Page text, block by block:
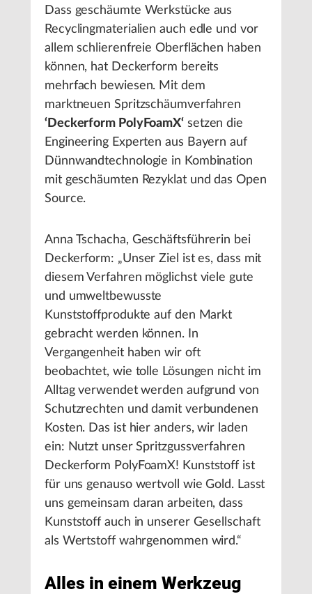
Dass geschäumte Werkstücke aus
Recyclingmaterialien auch edle und vor
allem schlierenfreie Oberflächen haben
können, hat Deckerform bereits
mehrfach bewiesen. Mit dem
marktneuen Spritzschäumverfahren
‘Deckerform PolyFoamX‘ setzen die
Engineering Experten aus Bayern auf
Dünnwandtechnologie in Kombination
mit geschäumten Rezyklat und das Open
Source.
Anna Tschacha, Geschäftsführerin bei
Deckerform: „Unser Ziel ist es, dass mit
diesem Verfahren möglichst viele gute
und umweltbewusste
Kunststoffprodukte auf den Markt
gebracht werden können. In
Vergangenheit haben wir oft
beobachtet, wie tolle Lösungen nicht im
Alltag verwendet werden aufgrund von
Schutzrechten und damit verbundenen
Kosten. Das ist hier anders, wir laden
ein: Nutzt unser Spritzgussverfahren
Deckerform PolyFoamX! Kunststoff ist
für uns genauso wertvoll wie Gold. Lasst
uns gemeinsam daran arbeiten, dass
Kunststoff auch in unserer Gesellschaft
als Wertstoff wahrgenommen wird.“
Alles in einem Werkzeug